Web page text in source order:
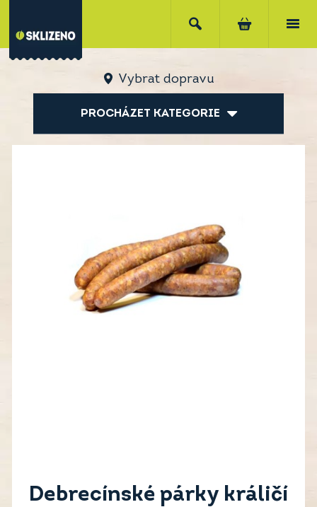
Vybrat dopravu
PROCHÁZET KATEGORIE
Debrecínské párky králičí